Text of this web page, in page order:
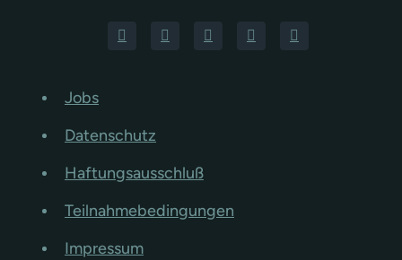
Jobs
Datenschutz
Haftungsausschluß
Teilnahmebedingungen
Impressum